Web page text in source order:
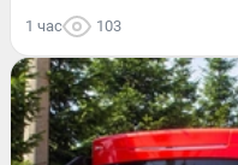
1 час 103